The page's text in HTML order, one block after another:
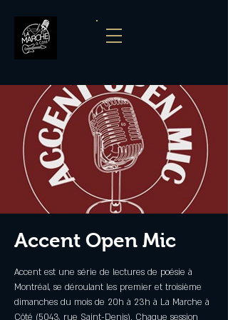
Accent Open Mic
Accent est une série de lectures de poésie à
Montréal, se déroulant les premier et troisième
dimanches du mois de 20h à 23h à La Marche à
Côté (5043, rue Saint-Denis). Chaque session